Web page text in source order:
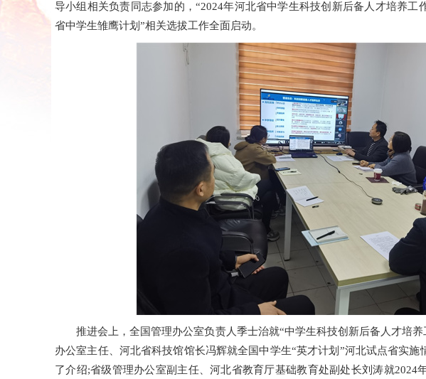
导小组相关负责同志参加的，“2024年河北省中学生科技创新后备人才培养工
省中学生雏鹰计划”相关选拔工作全面启动。
推进会上，全国管理办公室负责人季士治就“中学生科技创新后备人才培
办公室主任、河北省科技馆馆长冯辉就全国中学生“英才计划”河北试点省实
了介绍;省级管理办公室副主任、河北省教育厅基础教育处副处长刘涛就2024